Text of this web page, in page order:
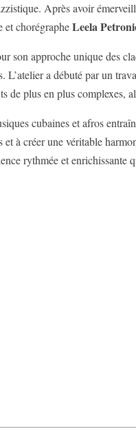
Après avoir
et chorégrapheLeela
son approche unique des
L’atelier a débuté par un
de plus en plus complexes,
cubaines et afros
et à créer une véritable
rythmée et enrichissante